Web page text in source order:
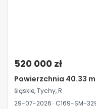
520 000 zł
Powierzchnia 40.33
śląskie, Tychy, R
29-07-2026 · C169-SM-